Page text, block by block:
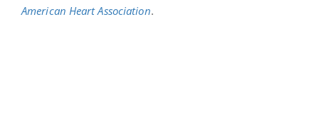
American Heart Association.